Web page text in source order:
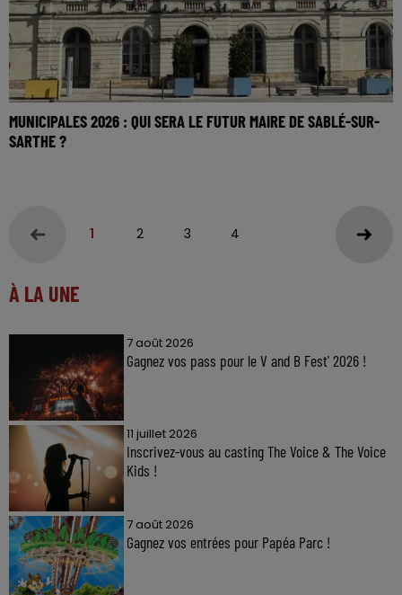
MUNICIPALES 2026 : QUI SERA LE FUTUR MAIRE DE SABLÉ-SUR-
SARTHE ?
1 2 3 4
À LA UNE
7 août 2026
Gagnez vos pass pour le V and B Fest' 2026 !
11 juillet 2026
Inscrivez-vous au casting The Voice & The Voice
Kids !
7 août 2026
Gagnez vos entrées pour Papéa Parc !